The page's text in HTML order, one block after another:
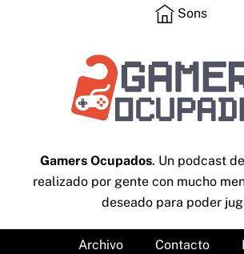
Sons
Gamers Ocupados. Un podcast
realizado por gente con mucho
deseado para poder
Archivo Contacto